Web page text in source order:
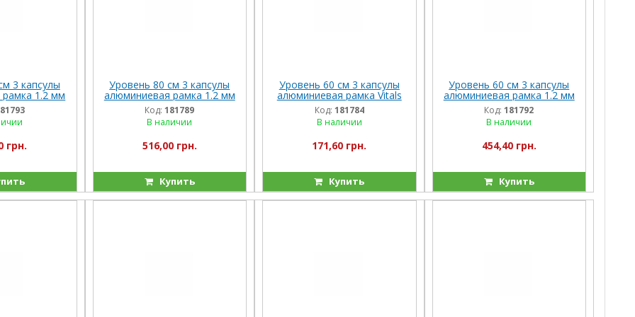
3 капсулы
1.2 мм
Master
грн.
Уровень 80 см 3 капсулы
алюминиевая рамка 1.2 мм
Vitals Master
Код: 181789
В наличии
516,00 грн.
Купить
Уровень 60 см 3 капсулы
алюминиевая рамка Vitals
Код: 181784
В наличии
171,60 грн.
Купить
Уровень 60 см 3 капсулы
алюминиевая рамка 1.2 мм
с магнитами Vitals Master
Код: 181792
В наличии
454,40 грн.
Купить